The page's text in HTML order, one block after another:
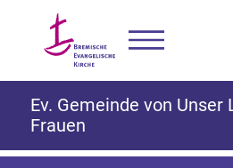
Ev. Gemeinde von Unser
Frauen